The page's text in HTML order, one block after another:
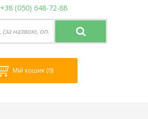
+38 (050) 648-72-88
Мій кошик (0)